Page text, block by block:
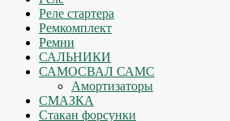
Реле стартера
Ремкомплект
Ремни
САЛЬНИКИ
САМОСВАЛ САМС
Амортизаторы
СМАЗКА
Стакан форсунки